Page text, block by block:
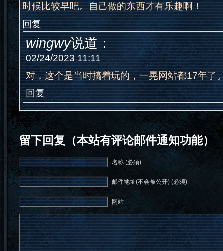
时候比较早吧。自己做的东西才有乐趣啊！
回复
wingwy说道：
02/24/2023 11:11
对，这个是当时搞着玩的，一晃网站都17年了
回复
留下回复（本站有评论邮件通知功能）
名称 (必须)
邮件地址(不会被公开) (必须)
网站